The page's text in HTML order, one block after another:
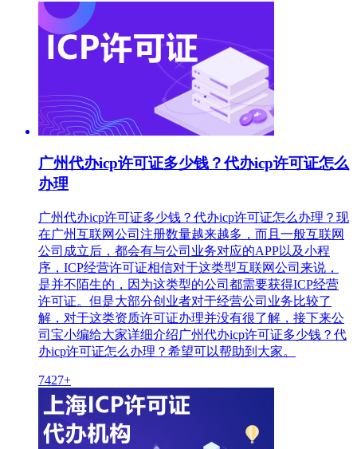
广州代办icp许可证多少钱？代办icp许可证怎么
办理
广州代办icp许可证多少钱？代办icp许可证怎么办理？现
在广州互联网公司注册数量越来越多，而且一般互联网
公司成立后，都会有与公司业务对应的APP以及小程
序，ICP经营许可证相信对于这类型互联网公司来说，
是并不陌生的，因为这类型的公司都需要获得ICP经营
许可证。但是大部分创业者对于经营公司业务比较了
解，对于这类资质许可证办理并没有很了解，接下来公
司宝小编给大家详细介绍广州代办icp许可证多少钱？代
办icp许可证怎么办理？希望可以帮助到大家。
7427+